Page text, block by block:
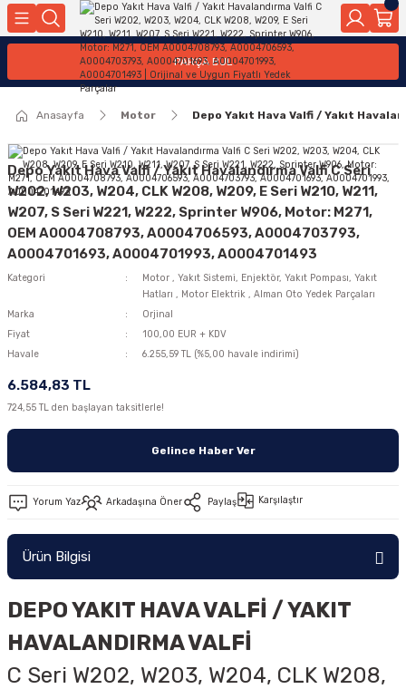
Geri Dön
Parçaları
Geri Dön
Geri Dön
Yakıt Pompası, Yakıt Hatları
Motor Elektrik
Ateşleme Buji Bobin Buji Kablosu
Alternatör Marş Motoru
Geri Dön
Geri Dön
Geri Dön
Kollar
Geri Dön
Sistemleri
Geri Dön
Ön Arka
Geri Dön
PARÇA BUL
Anasayfa Motor Depo Yakıt Hava Valfi / Yakıt
Depo Yakıt Hava Valfi / Yakıt Havalandırma Valfi C Seri
W202, W203, W204, CLK W208, W209, E Seri W210, W211,
W207, S Seri W221, W222, Sprinter W906, Motor: M271,
OEM A0004708793, A0004706593, A0004703793,
A0004701693, A0004701993, A0004701493
Kategori Motor , Yakıt Sistemi, Enjektör, Yakıt Pompası, Yakıt
Hatları , Motor Elektrik , Alman Oto Yedek Parçaları
Marka
Orjinal
Fiyat
100,00 EUR + KDV
Havale
6.255,59 TL (%5,00 havale indirimi)
6.584,83 TL
724,55 TL den başlayan taksitlerle!
Gelince Haber Ver
Yorum Yaz Arkadaşına Öner Paylaş Karşılaştır
Ürün Bilgisi
DEPO YAKIT HAVA VALFİ / YAKIT
HAVALANDIRMA VALFİ
C Seri W202, W203, W204, CLK W208,